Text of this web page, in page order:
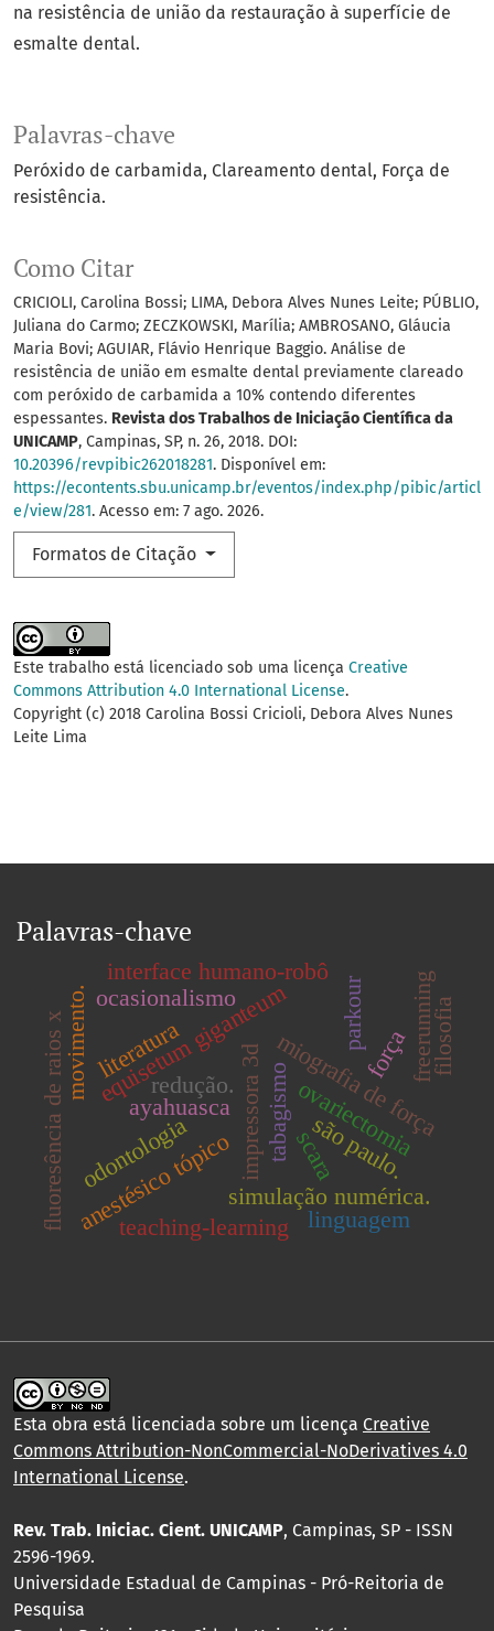
Palavras-chave
Peróxido de carbamida Clareamento dental Força de
resistência.
Como Citar
CRICIOLI, Carolina Bossi; LIMA, Debora Alves Nunes Leite; PÚBLIO,
Juliana do Carmo; ZECZKOWSKI, Marília; AMBROSANO, Gláucia
Maria Bovi; AGUIAR, Flávio Henrique Baggio. Análise de
resistência de união em esmalte dental previamente clareado
com peróxido de carbamida a 10% contendo diferentes
espessantes. Revista dos Trabalhos de Iniciação Científica da
UNICAMP, Campinas, SP, n. 26, 2018. DOI:
10.20396/revpibic262018281. Disponível em:
https://econtents.sbu.unicamp.br/eventos/index.php/pibic/articl
e/view/281. Acesso em: 7 ago. 2026.
Formatos de Citação
na resistência de união da restauração à superfície de
esmalte dental.
Este trabalho está licenciado sob uma licença Creative
Commons Attribution 4.0 International License.
Copyright (c) 2018 Carolina Bossi Cricioli, Debora Alves Nunes
Leite Lima
Palavras-chave
impressora 3d scara
simulação numérica.
equisetum giganteum
ovariectomia
miografia de força
interface humano-robô
ayahuasca tabagismo
redução.
ocasionalismo
força
movimento.
anestésico tópico
odontologia
teaching-learning
parkour freerunning
são paulo.
fluoresência de raios x literatura filosofia
linguagem
Esta obra está licenciada sobre um licença Creative
Commons Attribution-NonCommercial-NoDerivatives 4.0
International License.
Rev. Trab. Iniciac. Cient. UNICAMP, Campinas, SP - ISSN
2596-1969.
Universidade Estadual de Campinas - Pró-Reitoria de
Pesquisa